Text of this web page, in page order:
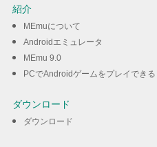
紹介
MEmuについて
Androidエミュレータ
MEmu 9.0
PCでAndroidゲームをプレイできる
ダウンロード
ダウンロード